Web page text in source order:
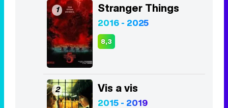
1 Stranger Things
2016 - 2025
8,3
2 Vis a vis
2015 - 2019